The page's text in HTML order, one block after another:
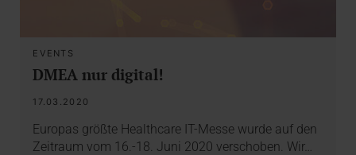
EVENTS
DMEA nur digital!
17.03.2020
Europas größte Healthcare IT-Messe wurde auf den
Zeitraum vom 16.-18. Juni 2020 verschoben. Wir…